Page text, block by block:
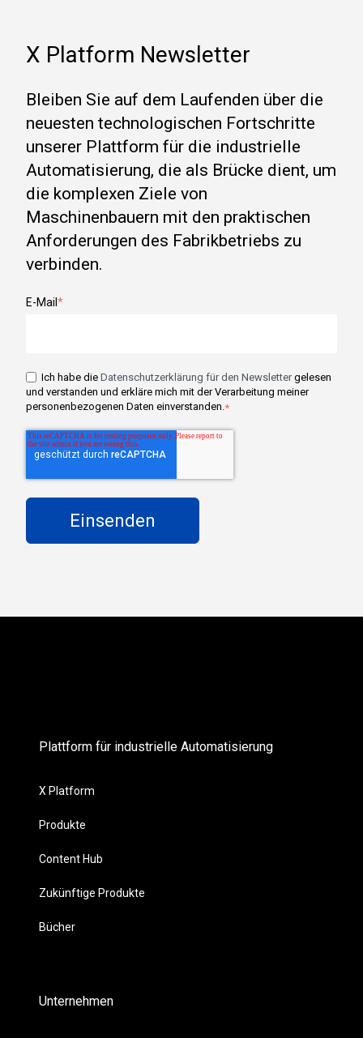
X Platform Newsletter
Bleiben Sie auf dem Laufenden über die
neuesten technologischen Fortschritte
unserer Plattform für die industrielle
Automatisierung, die als Brücke dient, um
die komplexen Ziele von
Maschinenbauern mit den praktischen
Anforderungen des Fabrikbetriebs zu
verbinden.
E-Mail *
Ich habe die Datenschutzerklärung für den Newslettergelesen
und verstanden und erkläre mich mit der Verarbeitung meiner
personenbezogenen Daten einverstanden. *
Plattform für industrielle Automatisierung
X Platform
Produkte
Content Hub
Zukünftige Produkte
Bücher
Unternehmen